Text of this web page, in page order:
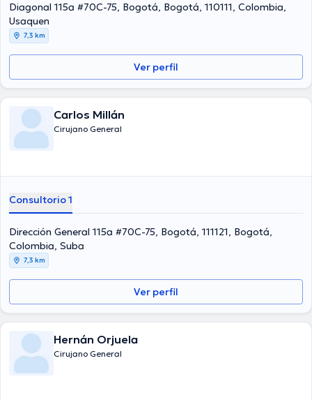
Diagonal 115a #70C-75, Bogotá, Bogotá, 110111, Colombia,
Usaquen
7,3 km
Ver perfil
Carlos Millán
Cirujano General
Consultorio 1
Dirección General 115a #70C-75, Bogotá, 111121, Bogotá,
Colombia, Suba
7,3 km
Ver perfil
Hernán Orjuela
Cirujano General